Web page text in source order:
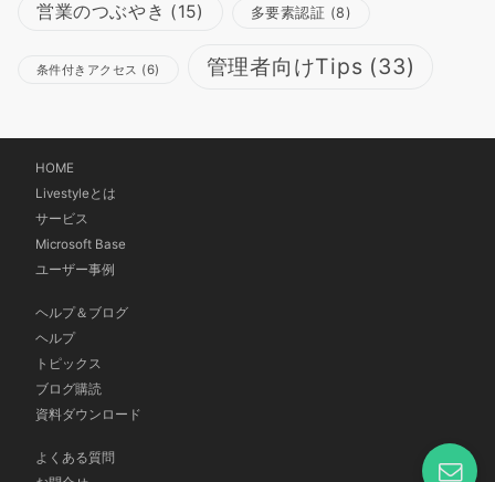
営業のつぶやき (15) 多要素認証 (8)
条件付きアクセス (6) 管理者向けTips (33)
HOME
Livestyleとは
サービス
Microsoft Base
ユーザー事例
ヘルプ＆ブログ
ヘルプ
トピックス
ブログ購読
資料ダウンロード
よくある質問